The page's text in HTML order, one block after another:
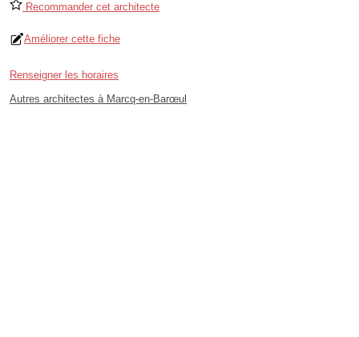
Recommander cet architecte
Améliorer cette fiche
Renseigner les horaires
Autres architectes à Marcq-en-Barœul